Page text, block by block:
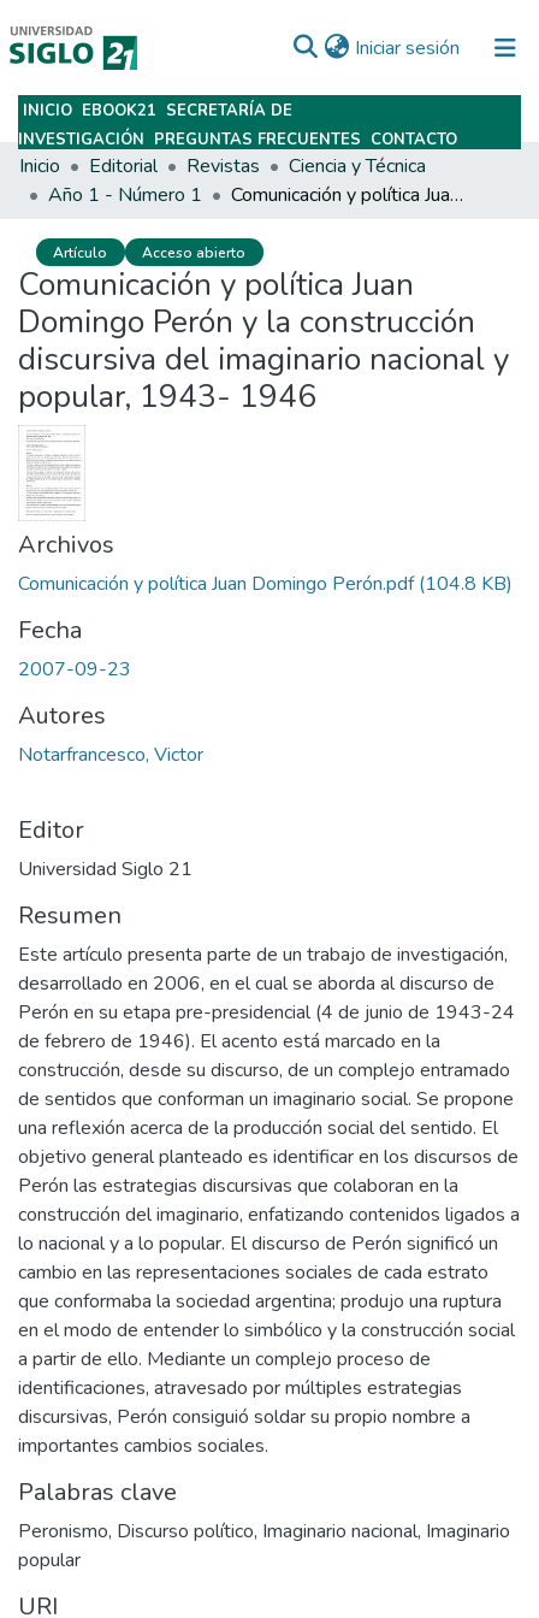
Iniciar sesión (current)
Subir
INICIO EBOOK21 SECRETARÍA DE
INVESTIGACIÓN PREGUNTAS FRECUENTES CONTACTO
Inicio Editorial Revistas
Ciencia y Técnica
Año 1 - Número 1
Comunicación y política Juan Domingo Perón y la construcción discursiva del imaginario nacional y popular, 1943- 1946
Artículo Acceso abierto
Comunicación y política Juan
Domingo Perón y la construcción
discursiva del imaginario nacional y
popular, 1943- 1946
Archivos
Comunicación y política Juan Domingo Perón.pdf(104.8 KB)
Fecha
2007-09-23
Autores
Notarfrancesco, Victor
Editor
Universidad Siglo 21
Resumen
Este artículo presenta parte de un trabajo de investigación,
desarrollado en 2006, en el cual se aborda al discurso de
Perón en su etapa pre-presidencial (4 de junio de 1943-24
de febrero de 1946). El acento está marcado en la
construcción, desde su discurso, de un complejo entramado
de sentidos que conforman un imaginario social. Se propone
una reflexión acerca de la producción social del sentido. El
objetivo general planteado es identificar en los discursos de
Perón las estrategias discursivas que colaboran en la
construcción del imaginario, enfatizando contenidos ligados a
lo nacional y a lo popular. El discurso de Perón significó un
cambio en las representaciones sociales de cada estrato
que conformaba la sociedad argentina; produjo una ruptura
en el modo de entender lo simbólico y la construcción social
a partir de ello. Mediante un complejo proceso de
identificaciones, atravesado por múltiples estrategias
discursivas, Perón consiguió soldar su propio nombre a
importantes cambios sociales.
Palabras clave
Peronismo, Discurso político, Imaginario nacional, Imaginario
popular
URI